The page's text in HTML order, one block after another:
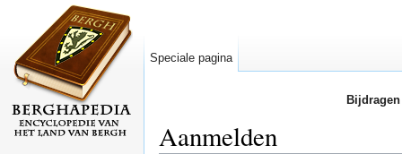
Aanmelden
Speciale pagina